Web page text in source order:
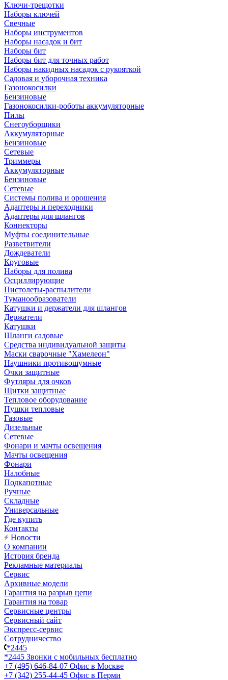
Ключи-трещотки
Наборы ключей
Свечные
Наборы инструментов
Наборы насадок и бит
Наборы бит
Наборы бит для точных работ
Наборы накидных насадок с рукояткой
Садовая и уборочная техника
Газонокосилки
Бензиновые
Газонокосилки-роботы аккумуляторные
Пилы
Снегоуборщики
Аккумуляторные
Бензиновые
Сетевые
Триммеры
Аккумуляторные
Бензиновые
Сетевые
Системы полива и орошения
Адаптеры и переходники
Адаптеры для шлангов
Коннекторы
Муфты соединительные
Разветвители
Дождеватели
Круговые
Наборы для полива
Осциллирующие
Пистолеты-распылители
Туманообразователи
Катушки и держатели для шлангов
Держатели
Катушки
Шланги садовые
Средства индивидуальной защиты
Маски сварочные "Хамелеон"
Наушники противошумные
Очки защитные
Футляры для очков
Щитки защитные
Тепловое оборудование
Пушки тепловые
Газовые
Дизельные
Сетевые
Фонари и мачты освещения
Мачты освещения
Фонари
Налобные
Подкапотные
Ручные
Складные
Универсальные
Где купить
Контакты
Новости
О компании
История бренда
Рекламные материалы
Сервис
Архивные модели
Гарантия на разрыв цепи
Гарантия на товар
Сервисные центры
Сервисный сайт
Экспресс-сервис
Сотрудничество
*2445
*2445 Звонки с мобильных бесплатно
+7 (495) 646-84-07 Офис в Москве
+7 (342) 255-44-45 Офис в Перми